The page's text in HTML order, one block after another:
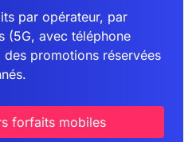
par opérateur, par
(5G, avec téléphone
promotions réservées
forfaits mobiles